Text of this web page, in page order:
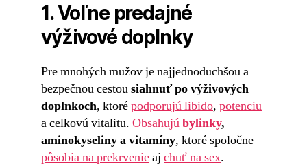
1. Voľne predajné
výživové doplnky
Pre mnohých mužov je najjednoduchšou a
bezpečnou cestousiahnuť po výživových
doplnkoch, ktorépodporujú libido, potenciu
a celkovú vitalitu. Obsahujúbylinky,
aminokyseliny a vitamíny, ktoré spoločne
pôsobia na prekrvenieaj chuť na sex.